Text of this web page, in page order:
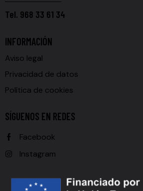
Tel. 968 33 61 34
INFORMACIÓN
Aviso legal
Privacidad de datos
Política de cookies
SÍGUENOS EN REDES
Facebook
Instagram